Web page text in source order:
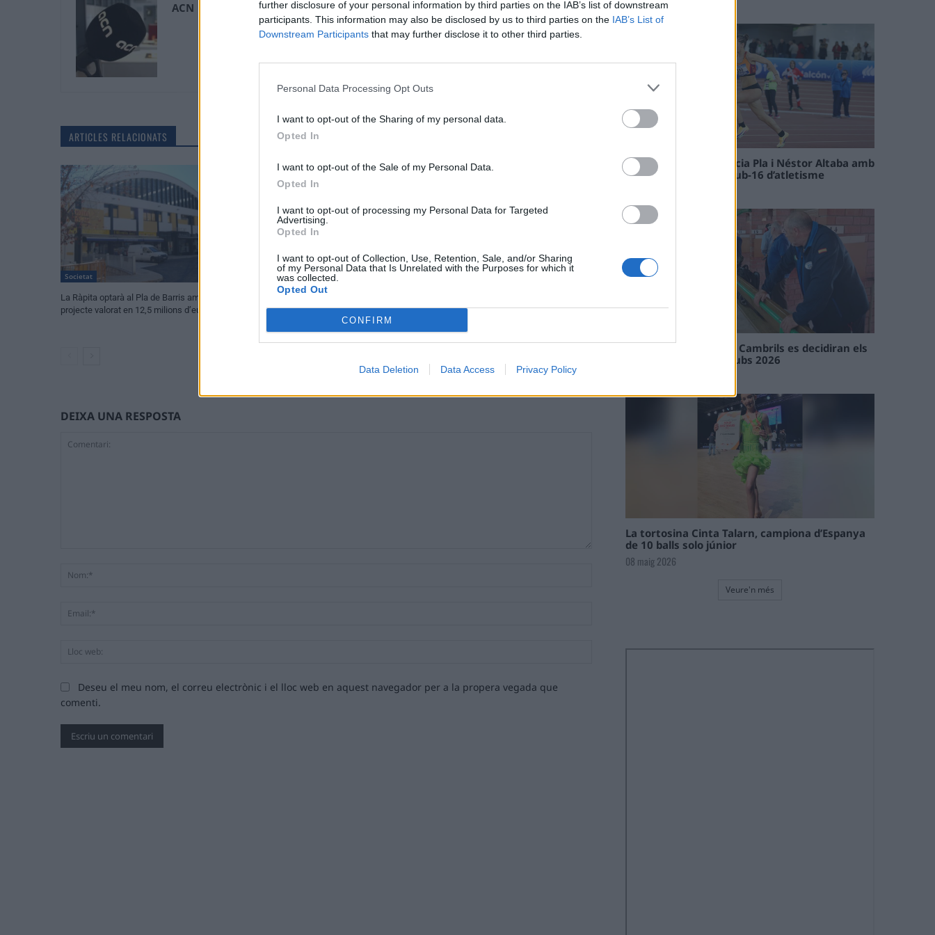
further disclosure of your personal information by third parties on the IAB’s list of downstream
participants. This information may also be disclosed by us to third parties on the IAB’s List of
Downstream Participants that may further disclose it to other third parties.
Personal Data Processing Opt Outs
I want to opt-out of the Sharing of my personal data.
Opted In
I want to opt-out of the Sale of my Personal Data.
Opted In
I want to opt-out of processing my Personal Data for Targeted
Advertising.
Opted In
I want to opt-out of Collection, Use, Retention, Sale, and/or Sharing
of my Personal Data that Is Unrelated with the Purposes for which it
was collected.
Opted Out
CONFIRM
Data Deletion Data Access Privacy Policy
ACN
ARTICLES RELACIONATS
Societat
La Ràpita optarà al Pla de Barris amb un
projecte valorat en 12,5 milions d’euros
La nova passarel·la entre Pla d’Empúries i
el Grau i la neteja del barranc de la Mina,
primeres escomeses del Pla de Barris
salvatge i profundament intel·lectual”
DEIXA UNA RESPOSTA
Deseu el meu nom, el correu electrònic i el lloc web en aquest navegador per a la propera vegada que
comenti.
09 maig 2026
Paula Sintorres, Patrícia Pla i Néstor Altaba amb
la selecció catalana sub-16 d’atletisme
En les tirades de Flix i Cambrils es decidiran els
campions de l’Interclubs 2026
La tortosina Cinta Talarn, campiona d’Espanya
de 10 balls solo júnior
08 maig 2026
Veure'n més